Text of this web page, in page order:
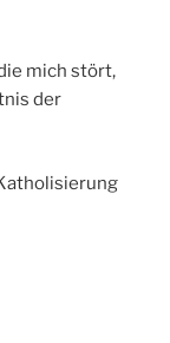
mich stört,
der